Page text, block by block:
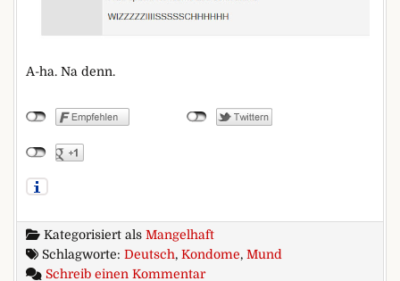
A-ha. Na denn.
Kategorisiert als Mangelhaft
Schlagworte: Deutsch, Kondome, Mund
Schreib einen Kommentarzu Wo kommen denn die